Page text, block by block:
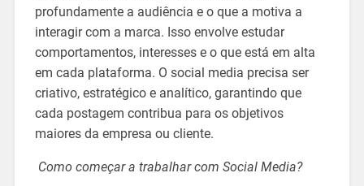
profundamente a audiência e o que a motiva a
interagir com a marca. Isso envolve estudar
comportamentos, interesses e o que está em alta
em cada plataforma. O social media precisa ser
criativo, estratégico e analítico, garantindo que
cada postagem contribua para os objetivos
maiores da empresa ou cliente.
Como começar a trabalhar com Social Media?